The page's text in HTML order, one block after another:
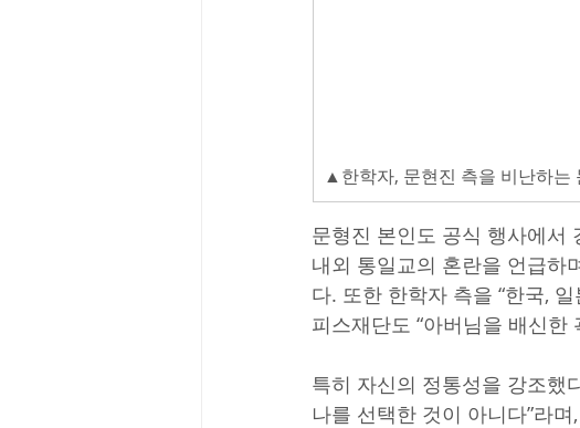
▲한학자, 문현진 측을 비난하는
문형진 본인도 공식 행사에서
내외 통일교의 혼란을 언급하
다. 또한 한학자 측을 “한국,
피스재단도 “아버님을 배신한
특히 자신의 정통성을 강조했
나를 선택한 것이 아니다”라